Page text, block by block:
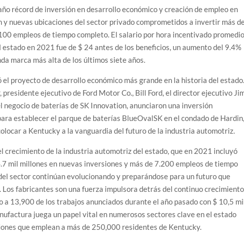
récord de inversión en desarrollo económico y creación de empleo en
nuevas ubicaciones del sector privado comprometidos a invertir más
empleos de tiempo completo. El salario por hora incentivado promedio
en 2021 fue de $ 24 antes de los beneficios, un aumento del 9.4%
marca más alta de los últimos siete años.
proyecto de desarrollo económico más grande en la historia del estado.
presidente ejecutivo de Ford Motor Co., Bill Ford, el director ejecutivo
negocio de baterías de SK Innovation, anunciaron una inversión
establecer el parque de baterías BlueOvalSK en el condado de Hardin,
a Kentucky a la vanguardia del futuro de la industria automotriz.
crecimiento de la industria automotriz del estado, que en 2021 incluyó
mil millones en nuevas inversiones y más de 7.200 empleos de tiempo
sector continúan evolucionando y preparándose para un futuro que
fabricantes son una fuerza impulsora detrás del continuo crecimiento
13,900 de los trabajos anunciados durante el año pasado con $ 10,5
juega un papel vital en numerosos sectores clave en el estado
que emplean a más de 250,000 residentes de Kentucky.